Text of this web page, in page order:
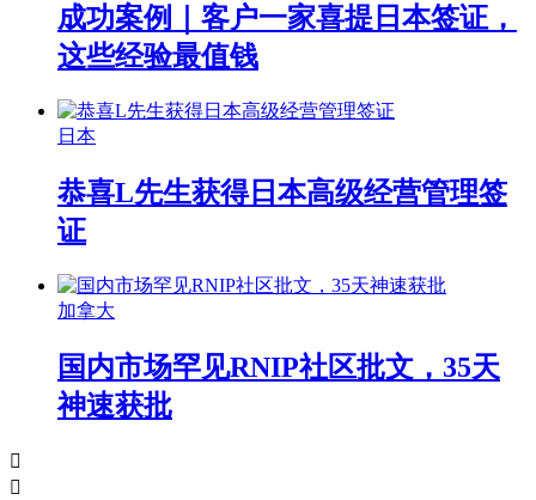
成功案例｜客户一家喜提日本签证，
这些经验最值钱
日本
恭喜L先生获得日本高级经营管理签
证
加拿大
国内市场罕见RNIP社区批文，35天
神速获批

